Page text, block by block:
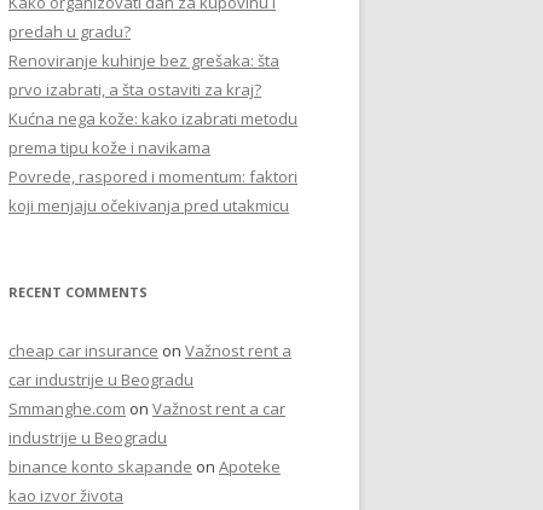
:
predah u gradu?
Renoviranje kuhinje bez grešaka: šta
prvo izabrati, a šta ostaviti za kraj?
Kućna nega kože: kako izabrati metodu
prema tipu kože i navikama
Povrede, raspored i momentum: faktori
koji menjaju očekivanja pred utakmicu
RECENT COMMENTS
cheap car insurance on Važnost rent a
car industrije u Beogradu
Smmanghe.com on Važnost rent a car
industrije u Beogradu
binance konto skapande on Apoteke
kao izvor života